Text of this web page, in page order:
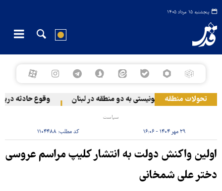
پنجشنبه ۱۵ مرداد ۱۴۰۵
تحولات منطقه
حمله رژیم صهیونیستی به دو منطقه در لبنان وقوع حادثه
سیاست
۲۹ مهر ۱۴۰۴ - ۱۶:۰۶ کد مطلب:۱۱۰۴۴۸۸
اولین واکنش دولت به انتشار کلیپ مراسم عروسی
دختر علی شمخانی